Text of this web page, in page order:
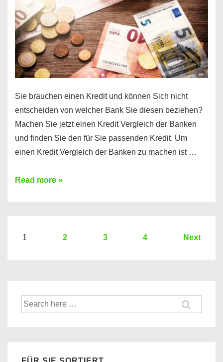
Euro
Kredit
finden
Sie brauchen einen Kredit und können Sich nicht
entscheiden von welcher Bank Sie diesen beziehen?
Machen Sie jetzt einen Kredit Vergleich der Banken
und finden Sie den für Sie passenden Kredit. Um
einen Kredit Vergleich der Banken zu machen ist …
Sie
Hier
Banken
Read more »
Seitennummerierung
1 2 3 4 Next
Suche
nach: